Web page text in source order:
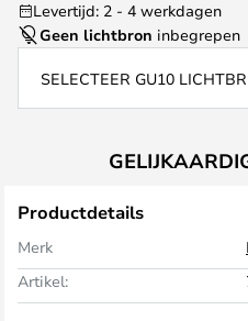
Levertijd: 2 - 4 werkdagen
Geen lichtbron inbegrepen
SELECTEER GU10
Productdetails
Merk
Artikel: